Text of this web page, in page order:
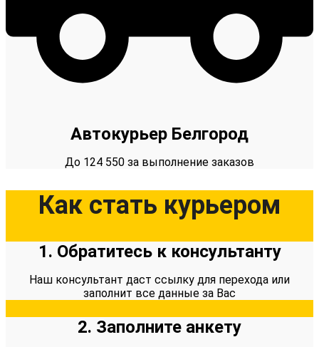
Автокурьер Белгород
До 124 550 за выполнение заказов
Как стать курьером
1. Обратитесь к консультанту
Наш консультант даст ссылку для перехода или
заполнит все данные за Вас
2. Заполните анкету